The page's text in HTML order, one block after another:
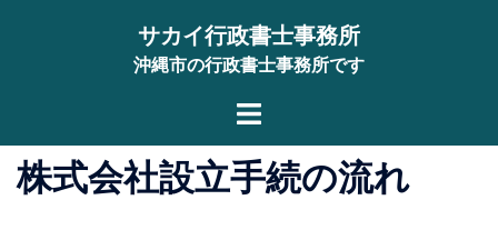
サカイ行政書士事務所
沖縄市の行政書士事務所です
株式会社設立手続の流れ